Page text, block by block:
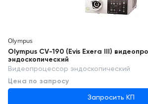
Olympus
Olympus CV-190 (Evis Exera III)
эндоскопический
Видеопроцессор эндоскопический
Цена по запросу
Запросить КП